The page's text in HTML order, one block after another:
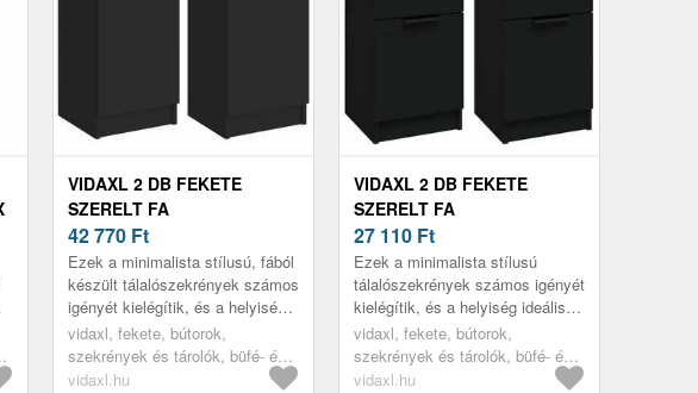
VIDAXL 2 DB FEKETE
SZERELT FA
TÁLALÓSZEKRÉNY 30 X 30
X 70 CM
42 770 Ft
Ezek a minimalista stílusú, fából
készült tálalószekrények számos
igényét kielégítik, és a helyiség
ideális kiegészítői lesznek.
vidaxl, fekete, bútorok,
szekrények és tárolók, büfé- és
tálalóasztalok
vidaxl.hu
VIDAXL 2 DB FEKETE
SZERELT FA
TÁLALÓSZEKRÉNY 30 X 30
X 70 CM
27 110 Ft
Ezek a minimalista stílusú
tálalószekrények számos igényét
kielégítik, és a helyiség ideális
kiegészítői lesznek.
vidaxl, fekete, bútorok,
szekrények és tárolók, büfé- és
tálalóasztalok
vidaxl.hu